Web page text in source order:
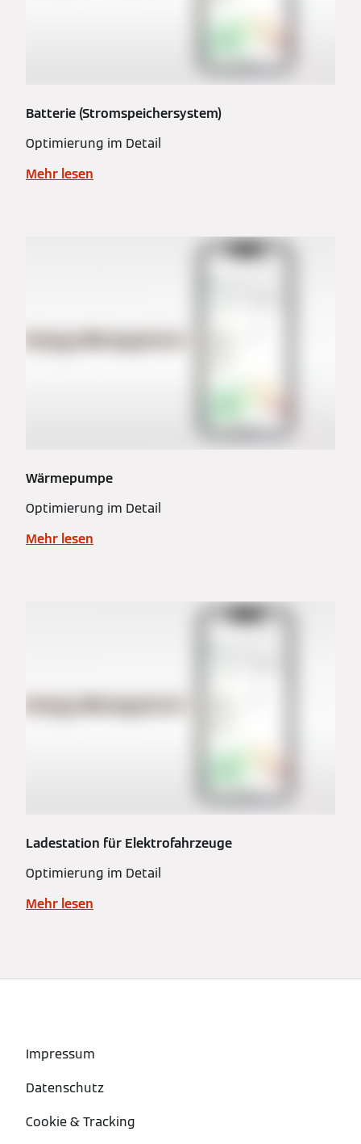
Batterie (Stromspeichersystem)
Optimierung im Detail
Mehr lesen
Wärmepumpe
Optimierung im Detail
Mehr lesen
Ladestation für Elektrofahrzeuge
Optimierung im Detail
Mehr lesen
Impressum
Datenschutz
Cookie & Tracking